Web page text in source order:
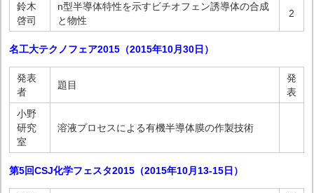
鈴木
啓司
n型半導体特性を示すビチオフェン誘導体の合成
と物性
2
名工大テクノフェア2015（2015年10月30日）
発表
者
題目
発
表
小野
研究
室
溶液プロセスによる有機半導体膜の作製技術
第5回CSJ化学フェスタ2015（2015年10月13-15日）